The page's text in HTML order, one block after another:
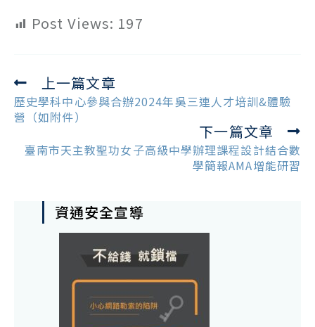
Post Views: 197
Read
more
articles
上一篇文章
歷史學科中心參與合辦2024年吳三連人才培訓&體驗
營（如附件）
下一篇文章
臺南市天主教聖功女子高級中學辦理課程設計結合數
學簡報AMA增能研習
資通安全宣導